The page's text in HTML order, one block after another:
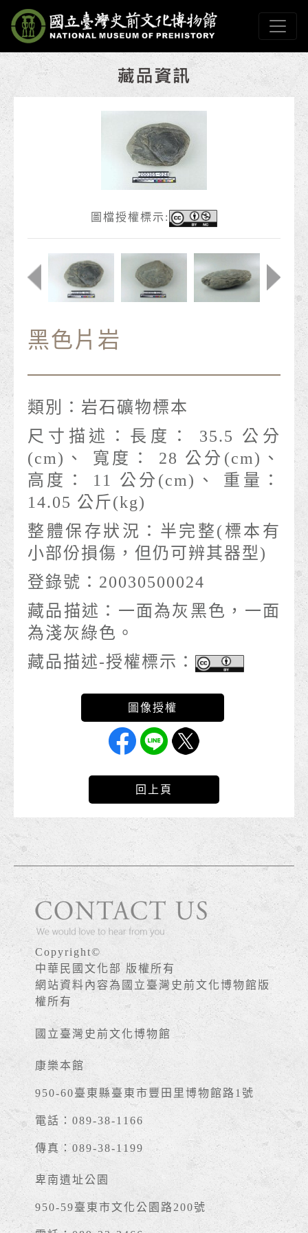
跳到主要內容
國立臺灣史前文化博物
網頁導覽
圖檔授權標示:
黑色片岩
類別： 岩石礦物標本
尺寸描述： 長度： 35.5 公分
(cm)、 寬度： 28 公分(cm)、
高度： 11 公分(cm)、 重量：
14.05 公斤(kg)
整體保存狀況： 半完整(標本有
小部份損傷，但仍可辨其器型)
登錄號： 20030500024
藏品描述： 一面為灰黑色，一面
為淺灰綠色。
藏品描述-授權標示：
回上頁
Copyright©
中華民國文化部 版權所有
網站資料內容為國立臺灣史前文化博物館版
權所有
國立臺灣史前文化博物館
康樂本館
950-60臺東縣臺東市豐田里博物館路1號
電話：089-38-1166
傳真：089-38-1199
卑南遺址公園
950-59臺東市文化公園路200號